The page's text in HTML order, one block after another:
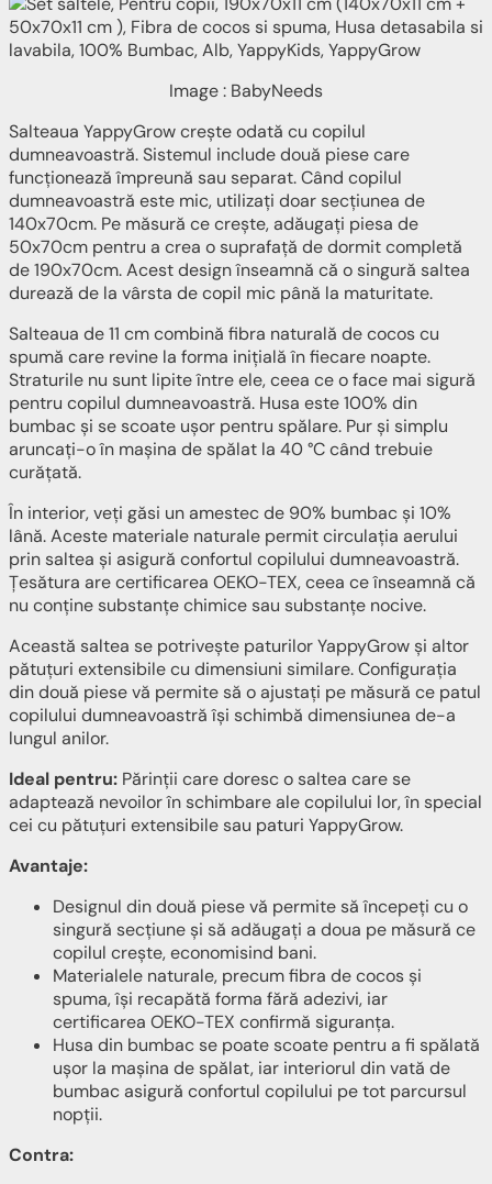
Image : BabyNeeds
Salteaua YappyGrow crește odată cu copilul
dumneavoastră. Sistemul include două piese care
funcționează împreună sau separat. Când copilul
dumneavoastră este mic, utilizați doar secțiunea de
140x70cm. Pe măsură ce crește, adăugați piesa de
50x70cm pentru a crea o suprafață de dormit completă
de 190x70cm. Acest design înseamnă că o singură saltea
durează de la vârsta de copil mic până la maturitate.
Salteaua de 11 cm combină fibra naturală de cocos cu
spumă care revine la forma inițială în fiecare noapte.
Straturile nu sunt lipite între ele, ceea ce o face mai sigură
pentru copilul dumneavoastră. Husa este 100% din
bumbac și se scoate ușor pentru spălare. Pur și simplu
aruncați-o în mașina de spălat la 40 °C când trebuie
curățată.
În interior, veți găsi un amestec de 90% bumbac și 10%
lână. Aceste materiale naturale permit circulația aerului
prin saltea și asigură confortul copilului dumneavoastră.
Țesătura are certificarea OEKO-TEX, ceea ce înseamnă că
nu conține substanțe chimice sau substanțe nocive.
Această saltea se potrivește paturilor YappyGrow și altor
pătuțuri extensibile cu dimensiuni similare. Configurația
din două piese vă permite să o ajustați pe măsură ce patul
copilului dumneavoastră își schimbă dimensiunea de-a
lungul anilor.
Ideal pentru: Părinții care doresc o saltea care se
adaptează nevoilor în schimbare ale copilului lor, în special
cei cu pătuțuri extensibile sau paturi YappyGrow.
Avantaje:
Designul din două piese vă permite să începeți cu o
singură secțiune și să adăugați a doua pe măsură ce
copilul crește, economisind bani.
Materialele naturale, precum fibra de cocos și
spuma, își recapătă forma fără adezivi, iar
certificarea OEKO-TEX confirmă siguranța.
Husa din bumbac se poate scoate pentru a fi spălată
ușor la mașina de spălat, iar interiorul din vată de
bumbac asigură confortul copilului pe tot parcursul
nopții.
Contra: